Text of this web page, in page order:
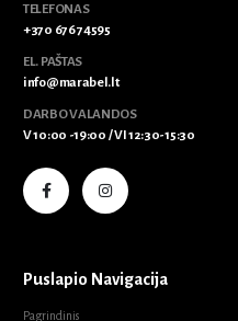
TELEFONAS
+370 676 74595
EL. PAŠTAS
info@marabel.lt
DARBO VALANDOS
V 10:00 -19:00 / VI 12:30-15:30
Puslapio Navigacija
Pagrindinis